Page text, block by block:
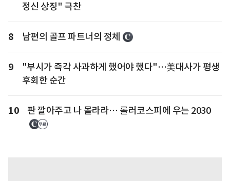
정신 상징" 극찬
8 남편의 골프 파트너의 정체
9
"부시가 즉각 사과하게 했어야 했다"…美대사가 평생
후회한 순간
10 판 깔아주고 나 몰라라… 롤러코스피에 우는 2030